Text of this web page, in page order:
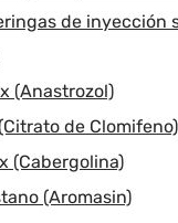
de inyección
(Anastrozol)
de Clomifeno)
(Cabergolina)
(Aromasin)